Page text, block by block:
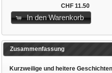
CHF 11.50
In den Warenkorb
Zusammenfassung
Kurzweilige und heitere